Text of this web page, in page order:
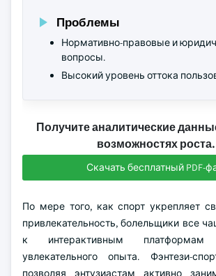
Проблемы
Нормативно-правовые и
вопросы.
Высокий уровень оттока
Получите аналитические
возможностях роста.
Скачать бесплатный PDF-
По мере того, как спорт укрепляет
привлекательность, болельщики все
к интерактивным
увлекательного опыта. Фэнтези-
позволяя энтузиастам активно